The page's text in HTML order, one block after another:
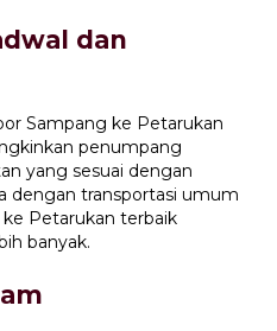
dan
Sampang ke Petarukan
penumpang
yang sesuai dengan
dengan transportasi umum
ke Petarukan terbaik
banyak.